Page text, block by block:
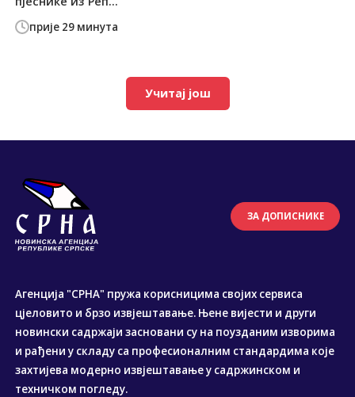
прије 29 минута
Учитај још
ЗА ДОПИСНИКЕ
Агенција "СРНА" пружа корисницима својих сервиса
цјеловито и брзо извјештавање. Њене вијести и други
новински садржаји засновани су на поузданим изворима
и рађени у складу са професионалним стандардима које
захтијева модерно извјештавање у садржинском и
техничком погледу.